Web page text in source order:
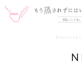
【アルバイトスタ